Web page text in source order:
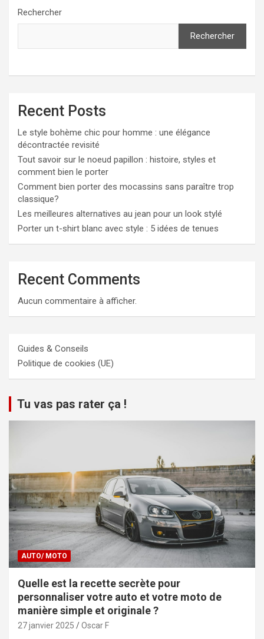
Rechercher
Rechercher
Recent Posts
Le style bohème chic pour homme : une élégance
décontractée revisité
Tout savoir sur le noeud papillon : histoire, styles et
comment bien le porter
Comment bien porter des mocassins sans paraître trop
classique?
Les meilleures alternatives au jean pour un look stylé
Porter un t-shirt blanc avec style : 5 idées de tenues
Recent Comments
Aucun commentaire à afficher.
Guides & Conseils
Politique de cookies (UE)
Tu vas pas rater ça !
AUTO/ MOTO
Quelle est la recette secrète pour
personnaliser votre auto et votre moto de
manière simple et originale ?
27 janvier 2025 Oscar F